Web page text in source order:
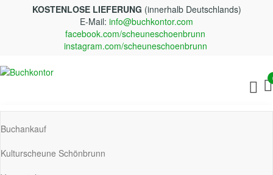
KOSTENLOSE LIEFERUNG (innerhalb Deutschlands)
E-Mail: info@buchkontor.com
facebook.com/scheuneschoenbrunn
instagram.com/scheuneschoenbrunn
Buchankauf
Kulturscheune Schönbrunn